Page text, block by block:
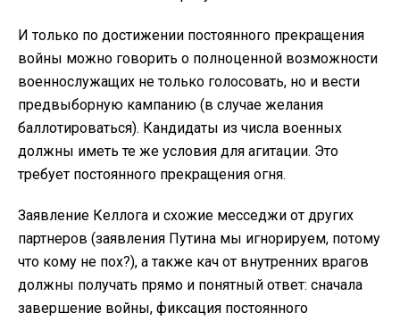
И только по достижении постоянного прекращения
войны можно говорить о полноценной возможности
военнослужащих не только голосовать, но и вести
предвыборную кампанию (в случае желания
баллотироваться). Кандидаты из числа военных
должны иметь те же условия для агитации. Это
требует постоянного прекращения огня.
Заявление Келлога и схожие месседжи от других
партнеров (заявления Путина мы игнорируем, потому
что кому не пох?), а также кач от внутренних врагов
должны получать прямо и понятный ответ: сначала
завершение войны, фиксация постоянного